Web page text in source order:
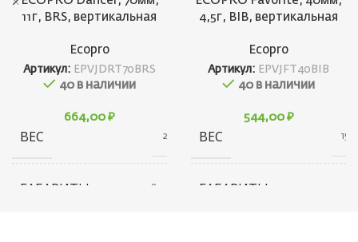
11г, BRS, вертикальная
Ecopro
Артикул: EPVJDRT70BRS
40 в наличии
664,00 ₽
ВЕС 21 г
ГАБАРИТЫ
4,5г, BIB, вертикальная
Ecopro
Артикул: EPVJFT40BIB
40 в наличии
544,00 ₽
ВЕС 15 г
ГАБАРИТЫ